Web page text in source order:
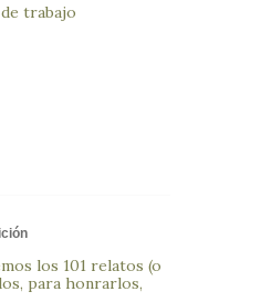
trabajo
los 101 relatos (o
para honrarlos,